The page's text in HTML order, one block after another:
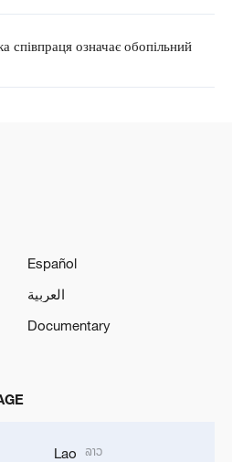
співпраця означає обопільний
Español
العربية
Documentary
Lao ລາວ